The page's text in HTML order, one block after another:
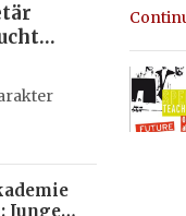
Junge